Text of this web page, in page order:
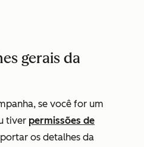
gerais da
se você for um
tiver permissões de
os detalhes da